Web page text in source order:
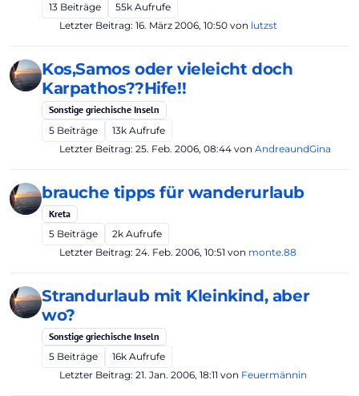
13 Beiträge 55k Aufrufe
Letzter Beitrag: 16. März 2006, 10:50 von lutzst
Kos,Samos oder vieleicht doch
Karpathos??Hife!!
Sonstige griechische Inseln
5 Beiträge 13k Aufrufe
Letzter Beitrag: 25. Feb. 2006, 08:44 von AndreaundGina
brauche tipps für wanderurlaub
Kreta
5 Beiträge 2k Aufrufe
Letzter Beitrag: 24. Feb. 2006, 10:51 von monte.88
Strandurlaub mit Kleinkind, aber
wo?
Sonstige griechische Inseln
5 Beiträge 16k Aufrufe
Letzter Beitrag: 21. Jan. 2006, 18:11 von Feuermännin